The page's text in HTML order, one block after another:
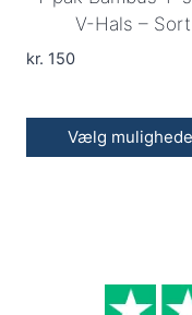
Mulighederne
kan
på
varesiden
V-Hals – Sort
kr. 150
Vælg
varianter.